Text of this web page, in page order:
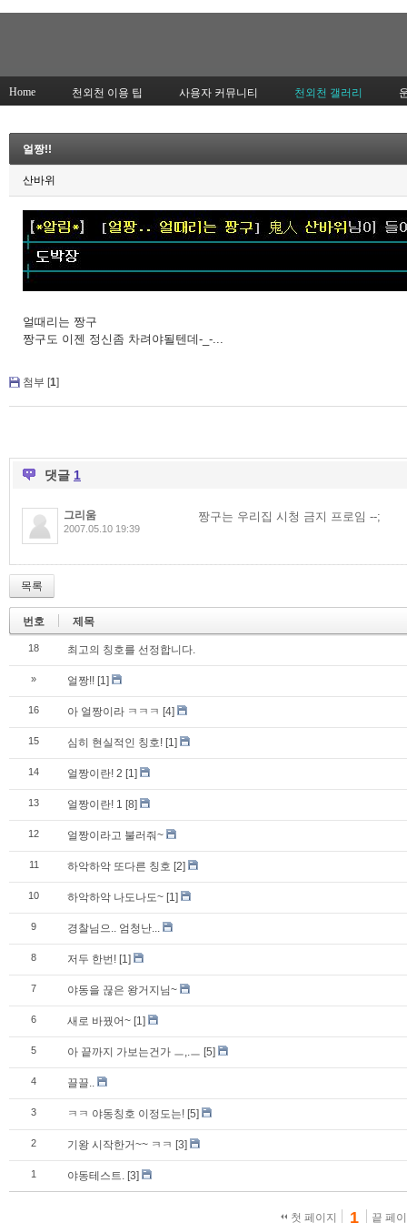
Home 천외천 이용 팁 사용자 커뮤니티 천외천 갤러리
얼짱!!
산바위
얼때리는 짱구
짱구도 이젠 정신좀 차려야될텐데-_-...
첨부 [1]
댓글 1
그리움
2007.05.10 19:39
짱구는 우리집 시청 금지 프로임 --;
목록
번호 제목
18 최고의 칭호를 선정합니다.
» 얼짱!! [1]
16 아 얼짱이라 ㅋㅋㅋ [4]
15 심히 현실적인 칭호! [1]
14 얼짱이란! 2 [1]
13 얼짱이란! 1 [8]
12 얼짱이라고 불러줘~
11 하악하악 또다른 칭호 [2]
10 하악하악 나도나도~ [1]
9 경찰님으.. 엄청난...
8 저두 한번! [1]
7 야동을 끊은 왕거지님~
6 새로 바꿨어~ [1]
5 아 끝까지 가보는건가 ㅡ,.ㅡ [5]
4 끌끌..
3 ㅋㅋ 야동칭호 이정도는! [5]
2 기왕 시작한거~~ ㅋㅋ [3]
1 야동테스트. [3]
첫 페이지 1 끝 페